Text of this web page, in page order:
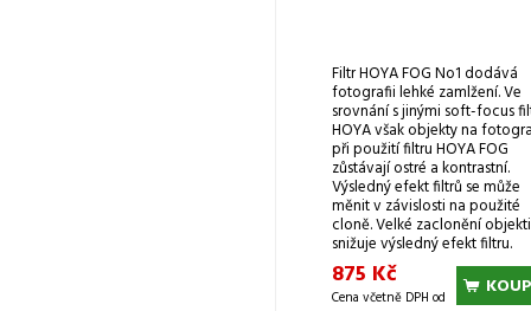
Filtr HOYA FOG No1 dodává
fotografii lehké zamlžení. Ve
srovnání s jinými soft-focus
HOYA však objekty na
při použití filtru HOYA FOG
zůstávají ostré a kontrastní.
Výsledný efekt filtrů se může
měnit v závislosti na použité
cloně. Velké zaclonění
snižuje výsledný efekt filtru.
875 Kč
Cena včetně DPH od